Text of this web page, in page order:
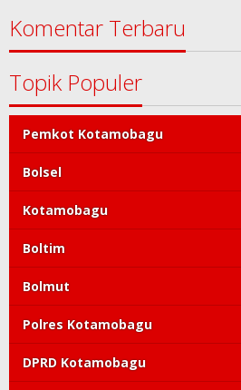
Komentar Terbaru
Topik Populer
Pemkot Kotamobagu
Bolsel
Kotamobagu
Boltim
Bolmut
Polres Kotamobagu
DPRD Kotamobagu